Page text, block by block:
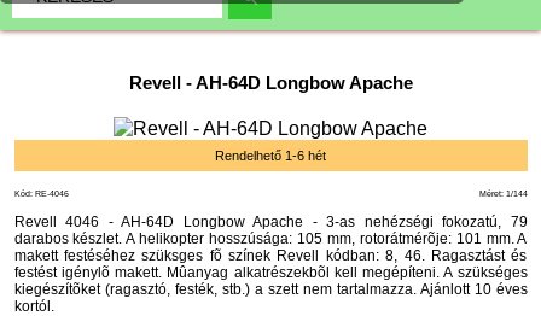
Revell -AH-64D Longbow Apache
Rendelhető 1-6 hét
Méret: 1/144
Kód: RE-4046
Revell 4046 - AH-64D Longbow Apache - 3-as nehézségi fokozatú, 79
darabos készlet. A helikopter hosszúsága: 105 mm, rotorátmérõje: 101 mm. A
makett festéséhez szüksges fõ színek Revell kódban: 8, 46. Ragasztást és
festést igénylõ makett. Mûanyag alkatrészekbõl kell megépíteni. A szükséges
kiegészítõket (ragasztó, festék, stb.) a szett nem tartalmazza. Ajánlott 10 éves
kortól.